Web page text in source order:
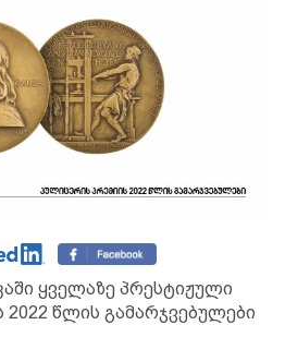
ყველაზე პრესტიჟული
2022 წლის გამარჯვებულები